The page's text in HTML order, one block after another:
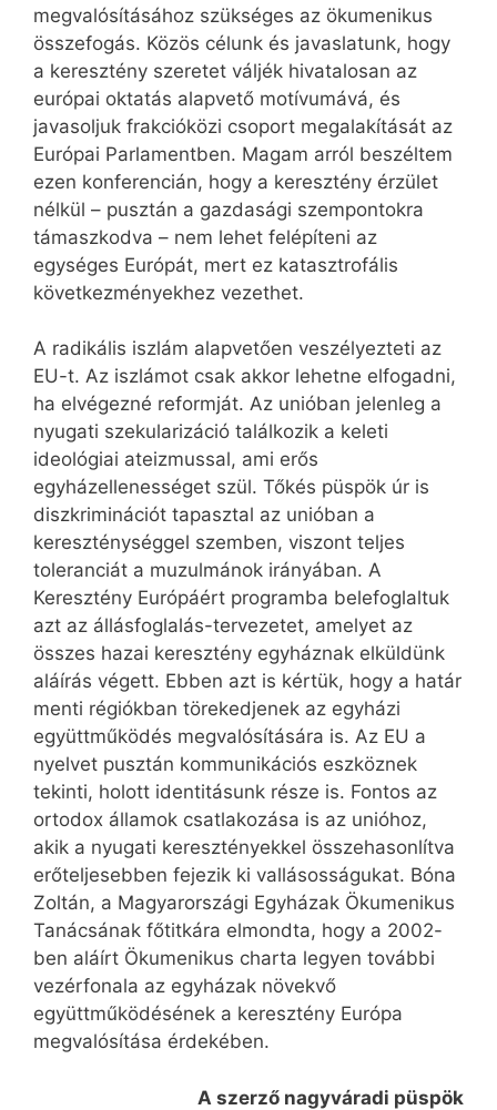
megvalósításához szükséges az ökumenikus
összefogás. Közös célunk és javaslatunk, hogy
a keresztény szeretet váljék hivatalosan az
európai oktatás alapvető motívumává, és
javasoljuk frakcióközi csoport megalakítását az
Európai Parlamentben. Magam arról beszéltem
ezen konferencián, hogy a keresztény érzület
nélkül – pusztán a gazdasági szempontokra
támaszkodva – nem lehet felépíteni az
egységes Európát, mert ez katasztrofális
következményekhez vezethet.
A radikális iszlám alapvetően veszélyezteti az
EU-t. Az iszlámot csak akkor lehetne elfogadni,
ha elvégezné reformját. Az unióban jelenleg a
nyugati szekularizáció találkozik a keleti
ideológiai ateizmussal, ami erős
egyházellenességet szül. Tőkés püspök úr is
diszkriminációt tapasztal az unióban a
kereszténységgel szemben, viszont teljes
toleranciát a muzulmánok irányában. A
Keresztény Európáért programba belefoglaltuk
azt az állásfoglalás-tervezetet, amelyet az
összes hazai keresztény egyháznak elküldünk
aláírás végett. Ebben azt is kértük, hogy a határ
menti régiókban törekedjenek az egyházi
együttműködés megvalósítására is. Az EU a
nyelvet pusztán kommunikációs eszköznek
tekinti, holott identitásunk része is. Fontos az
ortodox államok csatlakozása is az unióhoz,
akik a nyugati keresztényekkel összehasonlítva
erőteljesebben fejezik ki vallásosságukat. Bóna
Zoltán, a Magyarországi Egyházak Ökumenikus
Tanácsának főtitkára elmondta, hogy a 2002-
ben aláírt Ökumenikus charta legyen további
vezérfonala az egyházak növekvő
együttműködésének a keresztény Európa
megvalósítása érdekében.
A szerző nagyváradi püspök